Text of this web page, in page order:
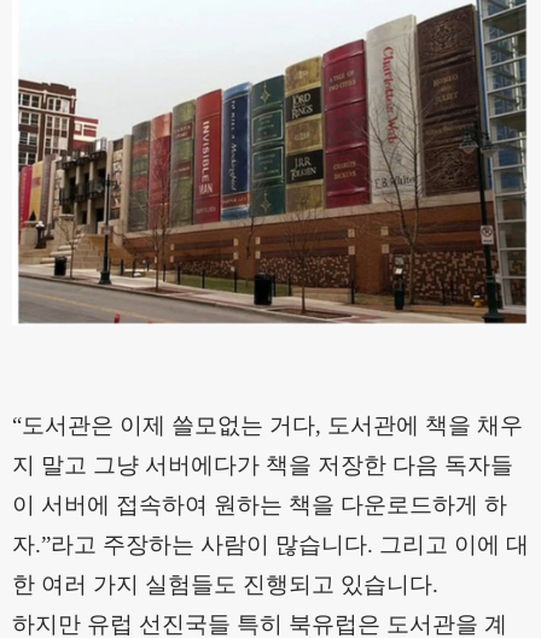
“도서관은 이제 쓸모없는 거다, 도서관에 책을 채우
지 말고 그냥 서버에다가 책을 저장한 다음 독자들
이 서버에 접속하여 원하는 책을 다운로드하게 하
자.”라고 주장하는 사람이 많습니다. 그리고 이에 대
한 여러 가지 실험들도 진행되고 있습니다.
하지만 유럽 선진국들 특히 북유럽은 도서관을 계